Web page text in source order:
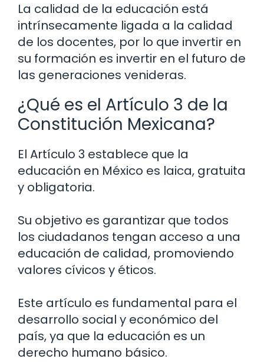
La calidad de la educación está
intrínsecamente ligada a la calidad
de los docentes, por lo que invertir en
su formación es invertir en el futuro de
las generaciones venideras.
¿Qué es el Artículo 3 de la
Constitución Mexicana?
El Artículo 3 establece que la
educación en México es laica, gratuita
y obligatoria.
Su objetivo es garantizar que todos
los ciudadanos tengan acceso a una
educación de calidad, promoviendo
valores cívicos y éticos.
Este artículo es fundamental para el
desarrollo social y económico del
país, ya que la educación es un
derecho humano básico.